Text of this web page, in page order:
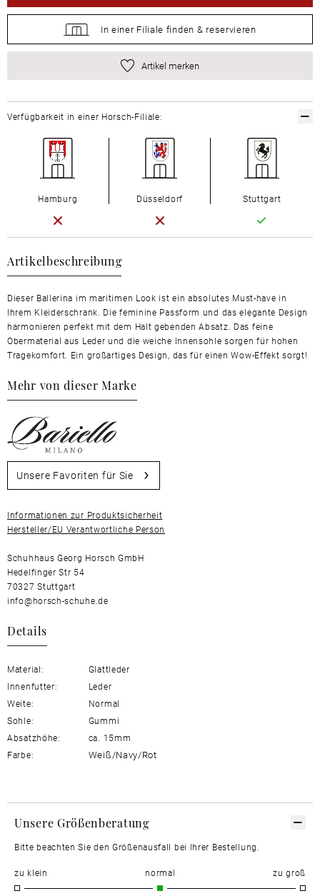
In einer Filiale finden & reservieren
Artikel merken
Artikelbeschreibung
Dieser Ballerina im maritimen Look ist ein absolutes Must-have in
Ihrem Kleiderschrank. Die feminine Passform und das elegante Design
harmonieren perfekt mit dem Halt gebenden Absatz. Das feine
Obermaterial aus Leder und die weiche Innensohle sorgen für hohen
Tragekomfort. Ein großartiges Design, das für einen Wow-Effekt sorgt!
Mehr von dieser Marke
Unsere Favoriten für Sie
Informationen zur Produktsicherheit
Hersteller/EU Verantwortliche Person
Schuhhaus Georg Horsch GmbH
Hedelfinger Str 54
70327 Stuttgart
info@horsch-schuhe.de
Details
Material:
Glattleder
Innenfutter:
Leder
Weite:
Normal
Sohle:
Gummi
Absatzhöhe:
ca. 15mm
Farbe:
Weiß/Navy/Rot
Verfügbarkeit in einer Horsch-Filiale:
Hamburg Düsseldorf Stuttgart
Unsere Größenberatung
Bitte beachten Sie den Größenausfall bei Ihrer Bestellung.
zu klein normal zu groß